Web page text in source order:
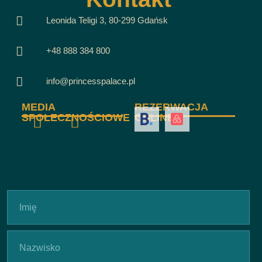
Leonida Teligi 3, 80-299 Gdańsk
+48 888 384 800
info@princesspalace.pl
MEDIA
SPOŁECZNOŚCIOWE
REZERWACJA
ONLINE